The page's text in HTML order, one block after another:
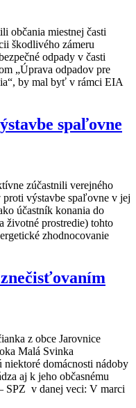
občania miestnej časti
škodlivého zámeru
odpady v časti
„Úprava odpadov pre
by mal byť v rámci EIA
spaľovne
zúčastnili verejného
výstavbe spaľovne v jej
účastník konania do
životné prostredie) tohto
zhodnocovanie
z obce Jarovnice
Malá Svinka
domácnosti nádoby
aj k jeho občasnému
v danej veci: V marci